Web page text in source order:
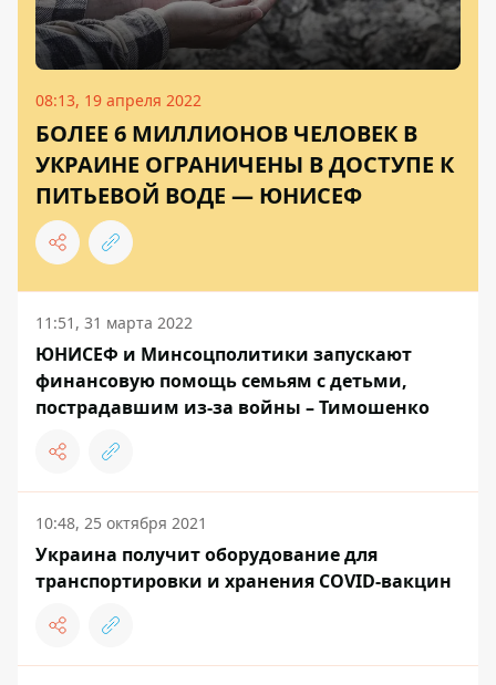
08:13, 19 апреля 2022
БОЛЕЕ 6 МИЛЛИОНОВ ЧЕЛОВЕК В
УКРАИНЕ ОГРАНИЧЕНЫ В ДОСТУПЕ К
ПИТЬЕВОЙ ВОДЕ — ЮНИСЕФ
11:51, 31 марта 2022
ЮНИСЕФ и Минсоцполитики запускают
финансовую помощь семьям с детьми,
пострадавшим из-за войны – Тимошенко
10:48, 25 октября 2021
Украина получит оборудование для
транспортировки и хранения COVID-вакцин